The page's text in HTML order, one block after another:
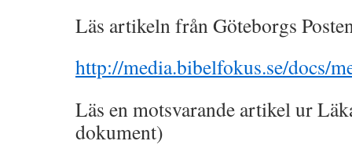
Läs artikeln från Göteborgs
http://media.bibelfokus.se/docs/
Läs en motsvarande artikel ur
dokument)